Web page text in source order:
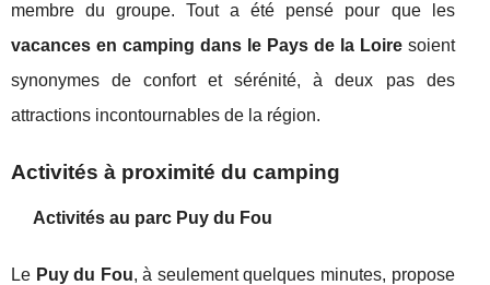
membre du groupe. Tout a été pensé pour que les
vacances en camping dans le Pays de la Loiresoient
synonymes de confort et sérénité, à deux pas des
attractions incontournables de la région.
Activités à proximité du camping
Activités au parc Puy du Fou
Le Puy du Fou, à seulement quelques minutes, propose